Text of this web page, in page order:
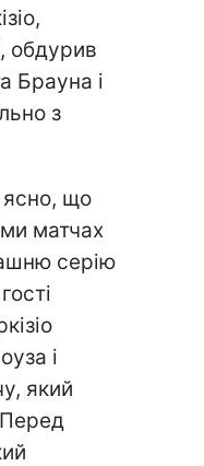
обдурив
Брауна і
з
ясно, що
матчах
серію
і
який